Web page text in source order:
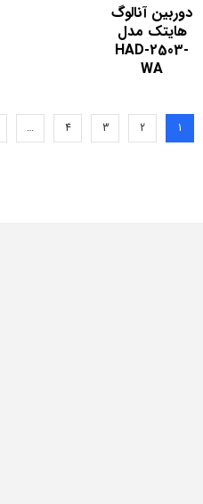
دوربین آنالوگ
هایتک مدل
HAD-2503-
WA
1
2
3
4
…